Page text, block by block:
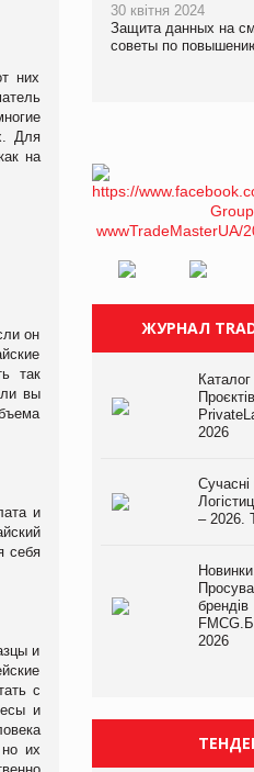
них
Для
на
он
так
вы
и
себя
и
с
и
их
30 квітня 2024
Защита данных на
советы по
ЖУРНАЛ
Проєктів
2026
– 2026.
Новинки.
брендів
2026